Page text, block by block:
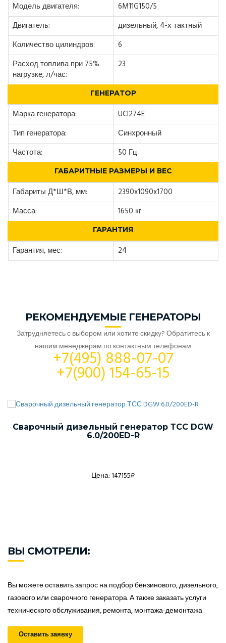
Модель двигателя:
6M11G150/5
Двигатель:
дизельный, 4-х тактный
Количество цилиндров:
6
Расход топлива при 75%
нагрузке, л/час:
23
ГЕНЕРАТОР
Марка генератора:
UCI274E
Тип генератора:
Синхронный
Частота:
50 Гц
ГАБАРИТНЫЕ РАЗМЕРЫ И ВЕС
Габариты Д*Ш*В, мм:
2390x1090x1700
Масса:
1650 кг
ГАРАНТИЯ
Гарантия, мес: 24
РЕКОМЕНДУЕМЫЕ ГЕНЕРАТОРЫ
Затрудняетесь с выбором или хотите скидку? Обратитесь к
нашим менеджерам по контактным телефонам
+7(495) 888-07-07
+7(900) 154-65-15
Сварочный дизельный генератор ТСС DGW
6.0/200ED-R
Цена: 147155₽
ВЫ СМОТРЕЛИ:
Вы можете оставить запрос на подбор бензинового, дизельного,
газового или сварочного генератора. А также заказать услуги
технического обслуживания, ремонта, монтажа-демонтажа.
Оставить заявку